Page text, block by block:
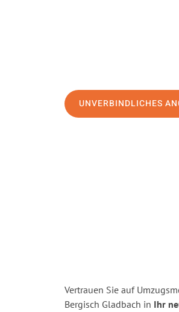
UNVERBINDLICHES
Vertrauen Sie auf
Bergisch Gladbach in Ihr